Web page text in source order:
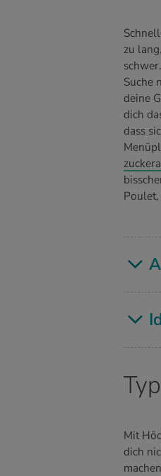
zu
Suche
deine
dich
dass
Mit
dich